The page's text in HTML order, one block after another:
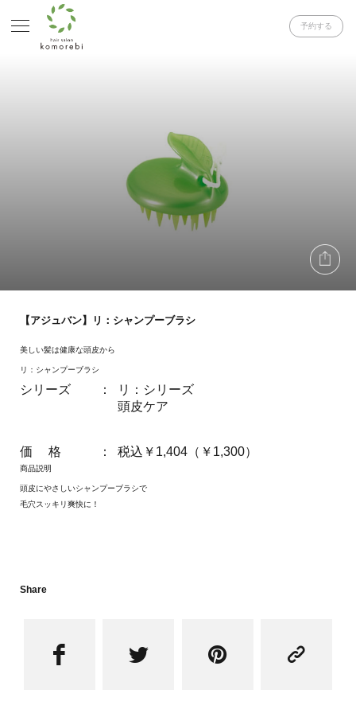
予約する
【アジュバン】リ：シャンプーブラシ
美しい髪は健康な頭皮から
リ：シャンプーブラシ
シリーズ ：
リ：シリーズ
頭皮ケア
価 格 ： 税込￥1,404（￥1,300）
商品説明
頭皮にやさしいシャンプーブラシで
毛穴スッキリ爽快に！
Share
   